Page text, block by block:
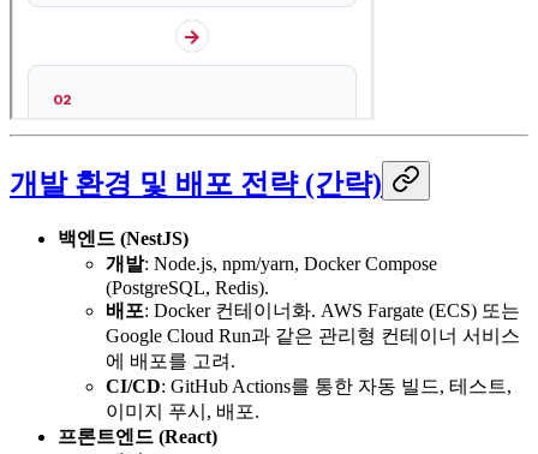
개발 환경 및 배포 전략 (간략)
백엔드 (NestJS)
개발: Node.js, npm/yarn, Docker Compose
(PostgreSQL, Redis).
배포: Docker 컨테이너화. AWS Fargate (ECS) 또는
Google Cloud Run과 같은 관리형 컨테이너 서비스
에 배포를 고려.
CI/CD: GitHub Actions를 통한 자동 빌드, 테스트,
이미지 푸시, 배포.
프론트엔드 (React)